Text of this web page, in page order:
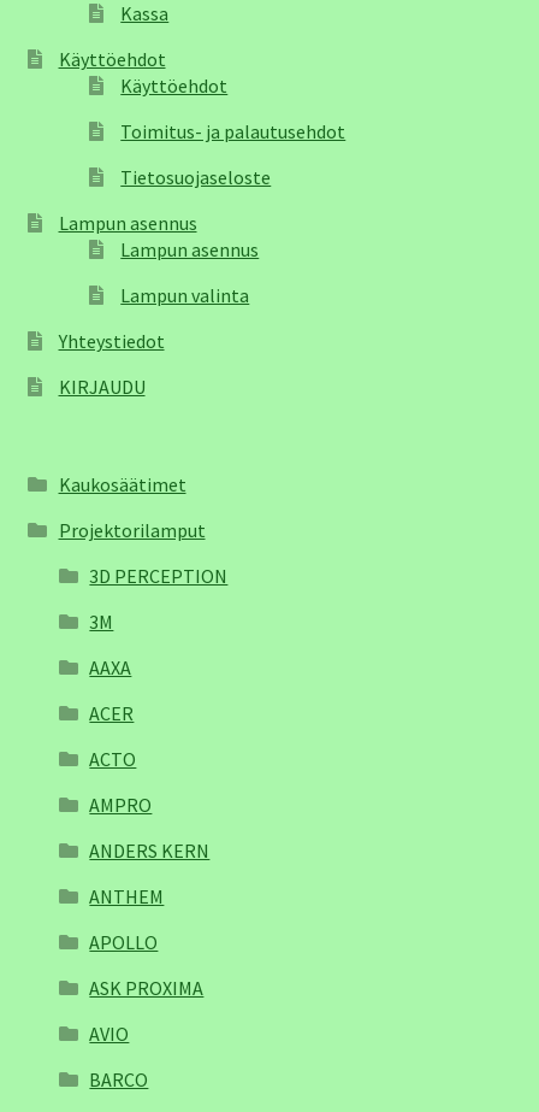
Kassa
Käyttöehdot
Käyttöehdot
Toimitus- ja palautusehdot
Tietosuojaseloste
Lampun asennus
Lampun asennus
Lampun valinta
Yhteystiedot
KIRJAUDU
Kaukosäätimet
Projektorilamput
3D PERCEPTION
3M
AAXA
ACER
ACTO
AMPRO
ANDERS KERN
ANTHEM
APOLLO
ASK PROXIMA
AVIO
BARCO